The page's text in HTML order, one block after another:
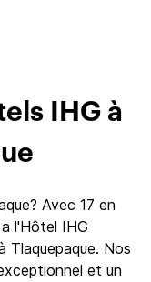
IHG à
Avec 17 en
l'Hôtel IHG
Nos
et un